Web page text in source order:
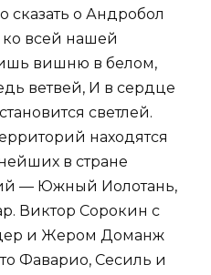
сказать о Андробол
всей нашей
вишню в белом,
ветвей, И в сердце
светлей.
находятся
в стране
— Южный Иолотань,
Виктор Сорокин с
и Жером Доманж
Фаварио, Сесиль и